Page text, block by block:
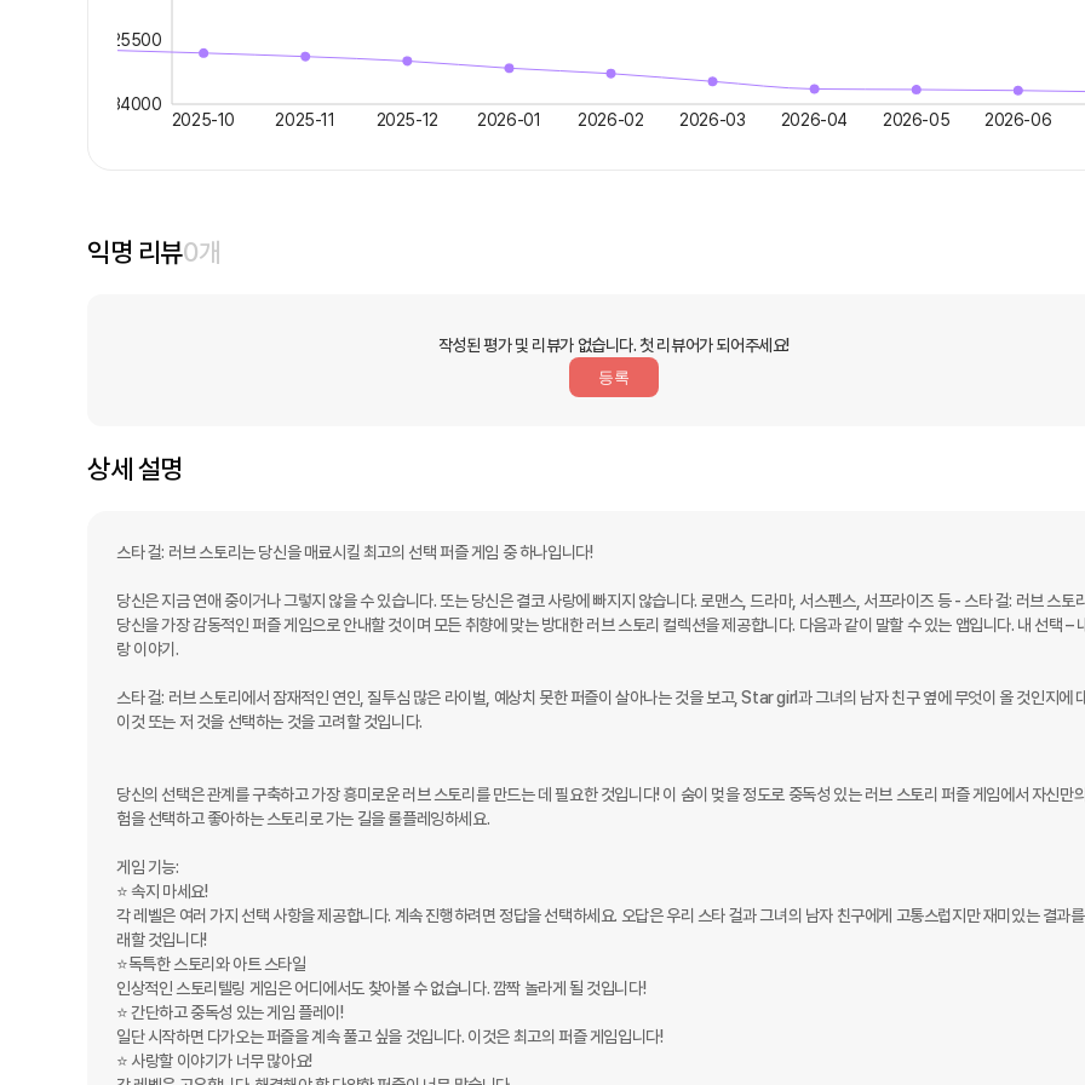
2025-10 2025-11 2025-12 2026-01 2026-02 2026-03 2026-04 2026-05 2026-06
25500
34000
익명 리뷰0개
작성된 평가 및 리뷰가 없습니다. 첫 리뷰어가 되어주세요!
등록
상세 설명
스타 걸: 러브 스토리는 당신을 매료시킬 최고의 선택 퍼즐 게임 중 하나입니다!
당신은 지금 연애 중이거나 그렇지 않을 수 있습니다. 또는 당신은 결코 사랑에 빠지지 않습니다. 로맨스, 드라마, 서스펜스, 서프라이즈 등 - 스타 걸: 러브 스토
당신을 가장 감동적인 퍼즐 게임으로 안내할 것이며 모든 취향에 맞는 방대한 러브 스토리 컬렉션을 제공합니다. 다음과 같이 말할 수 있는 앱입니다. 내 선택 –
랑 이야기.
스타 걸: 러브 스토리에서 잠재적인 연인, 질투심 많은 라이벌, 예상치 못한 퍼즐이 살아나는 것을 보고, Star girl과 그녀의 남자 친구 옆에 무엇이 올 것인지에
이것 또는 저 것을 선택하는 것을 고려할 것입니다.
당신의 선택은 관계를 구축하고 가장 흥미로운 러브 스토리를 만드는 데 필요한 것입니다! 이 숨이 멎을 정도로 중독성 있는 러브 스토리 퍼즐 게임에서 자신만
험을 선택하고 좋아하는 스토리로 가는 길을 롤플레잉하세요.
게임 기능:
⭐ 속지 마세요!
각 레벨은 여러 가지 선택 사항을 제공합니다. 계속 진행하려면 정답을 선택하세요. 오답은 우리 스타 걸과 그녀의 남자 친구에게 고통스럽지만 재미있는 결과
래할 것입니다!
⭐독특한 스토리와 아트 스타일
인상적인 스토리텔링 게임은 어디에서도 찾아볼 수 없습니다. 깜짝 놀라게 될 것입니다!
⭐ 간단하고 중독성 있는 게임 플레이!
일단 시작하면 다가오는 퍼즐을 계속 풀고 싶을 것입니다. 이것은 최고의 퍼즐 게임입니다!
⭐ 사랑할 이야기가 너무 많아요!